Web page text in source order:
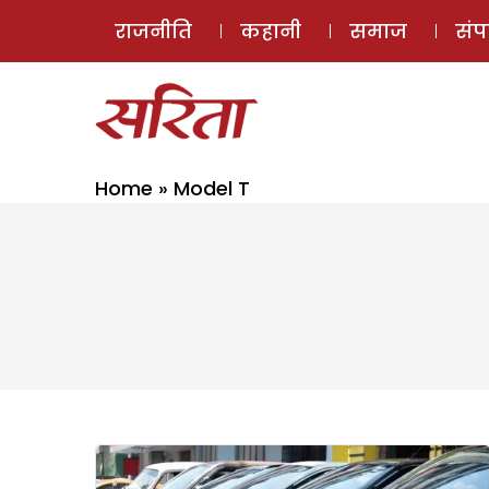
राजनीति कहानी समाज
Home » Model T